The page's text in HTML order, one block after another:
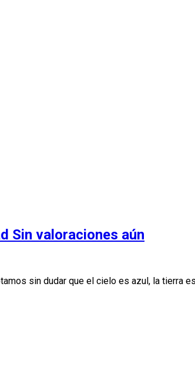
Sin valoraciones aún
sin dudar que el cielo es azul, la tierra